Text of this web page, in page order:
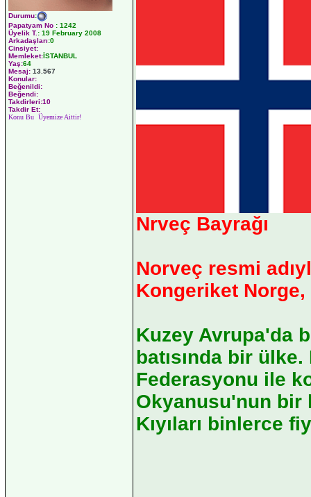
Durumu:
Papatyam No : 1242
Üyelik T.: 19 February 2008
Arkadaşları:0
Cinsiyet:
Memleket:İSTANBUL
Yaş:64
Mesaj: 13.567
Konular:
Beğenildi:
Beğendi:
Takdirleri:10
Takdir Et:
Konu Bu Üyemize Aittir!
Nrveç Bayrağı
Norveç resmi
Kongeriket
Kuzey Avrupa'da
batısında bir
Federasyonu ile
Okyanusu'nun bir
Kıyıları binlerce